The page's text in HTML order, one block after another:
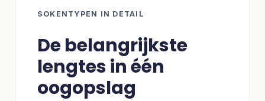
SOKENTYPEN IN DETAIL
De belangrijkste
lengtes in één
oogopslag